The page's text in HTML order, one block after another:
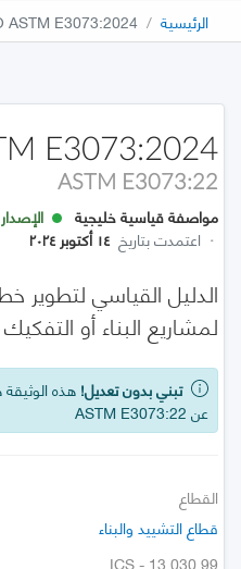
الرئيسية ASTM E3073:2024
E3073:2024
ASTM E3073:22
مواصفة قياسية خليجية
· اعتمدت بتاريخ ١٤ أكتوبر ٢٠٢٤
الدليل القياسي لتطوير
لمشاريع البناء أو
تبني بدون تعديل! هذه
عن ASTM E3073:22
القطاع
قطاع التشييد والبناء
ICS - 13.030.99